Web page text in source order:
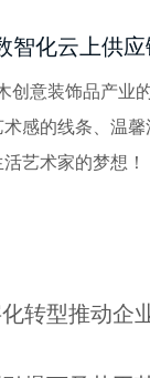
智化云上供应
创意装饰品产业
感的线条、温
艺术家的梦想！
转型推动企